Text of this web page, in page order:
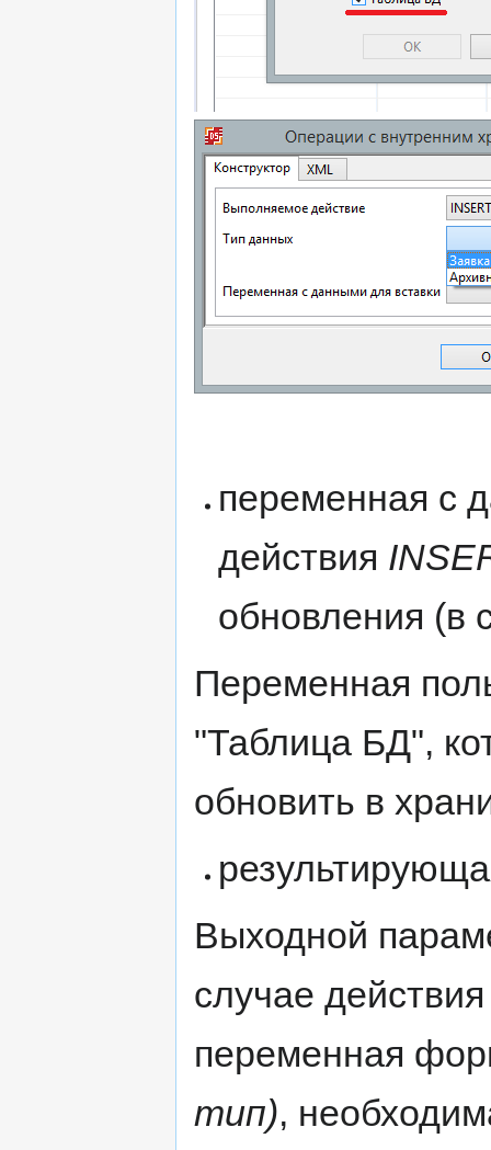
переменная с
действия
обновления (в
Переменная
"Таблица БД",
обновить в
Выходной
случае
переменная
тип),